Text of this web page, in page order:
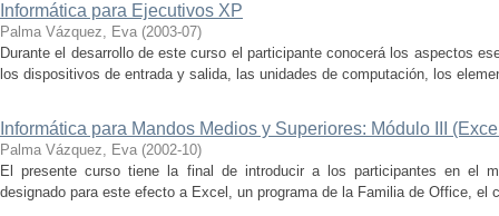
Informática para Ejecutivos XP
Palma Vázquez, Eva (2003-07)
Durante el desarrollo de este curso el participante conocerá los aspectos
los dispositivos de entrada y salida, las unidades de computación, los
Informática para Mandos Medios y Superiores: Módulo III
Palma Vázquez, Eva (2002-10)
El presente curso tiene la final de introducir a los participantes en el
designado para este efecto a Excel, un programa de la Familia de Office, el